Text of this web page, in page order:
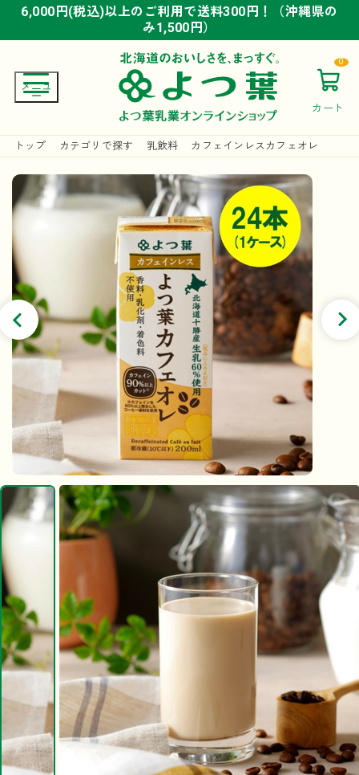
6,000円(税込)以上のご利用で送料300円！（沖縄県の
み1,500円）
6,000円(税込)以上のご利用で送料300円！（沖縄県の
み1,500円）
6,000円(税込)以上のご利用で送料300円！（沖縄県の
み1,500円）
カート
0
トップ カテゴリで探す 乳飲料 カフェインレスカフェオレ